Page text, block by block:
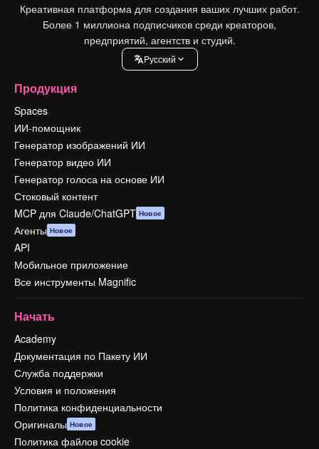
Креативная платформа для создания ваших лучших работ.
Более 1 миллиона подписчиков среди креаторов,
предприятий, агентств и студий.
Pусский
Продукция
Spaces
ИИ-помощник
Генератор изображений ИИ
Генератор видео ИИ
Генератор голоса на основе ИИ
Стоковый контент
MCP для Claude/ChatGPT Новое
Агенты Новое
API
Мобильное приложение
Все инструменты Magnific
Начать
Academy
Документация по Пакету ИИ
Служба поддержки
Условия и положения
Политика конфиденциальности
Оригиналы Новое
Политика файлов cookie